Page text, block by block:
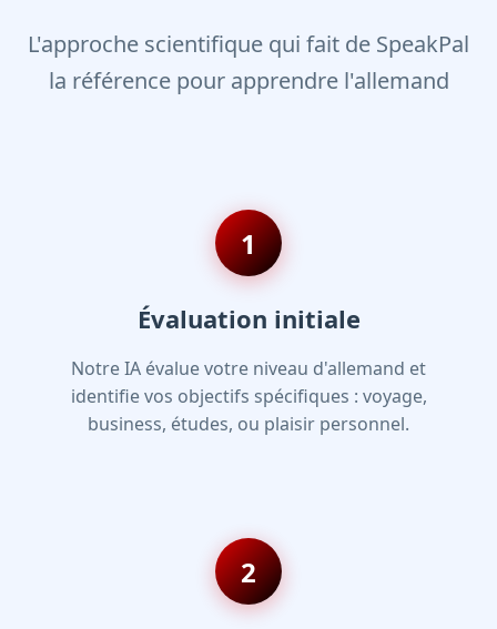
L'approche scientifique qui fait de SpeakPal
la référence pour apprendre l'allemand
1
Évaluation initiale
Notre IA évalue votre niveau d'allemand et
identifie vos objectifs spécifiques : voyage,
business, études, ou plaisir personnel.
2